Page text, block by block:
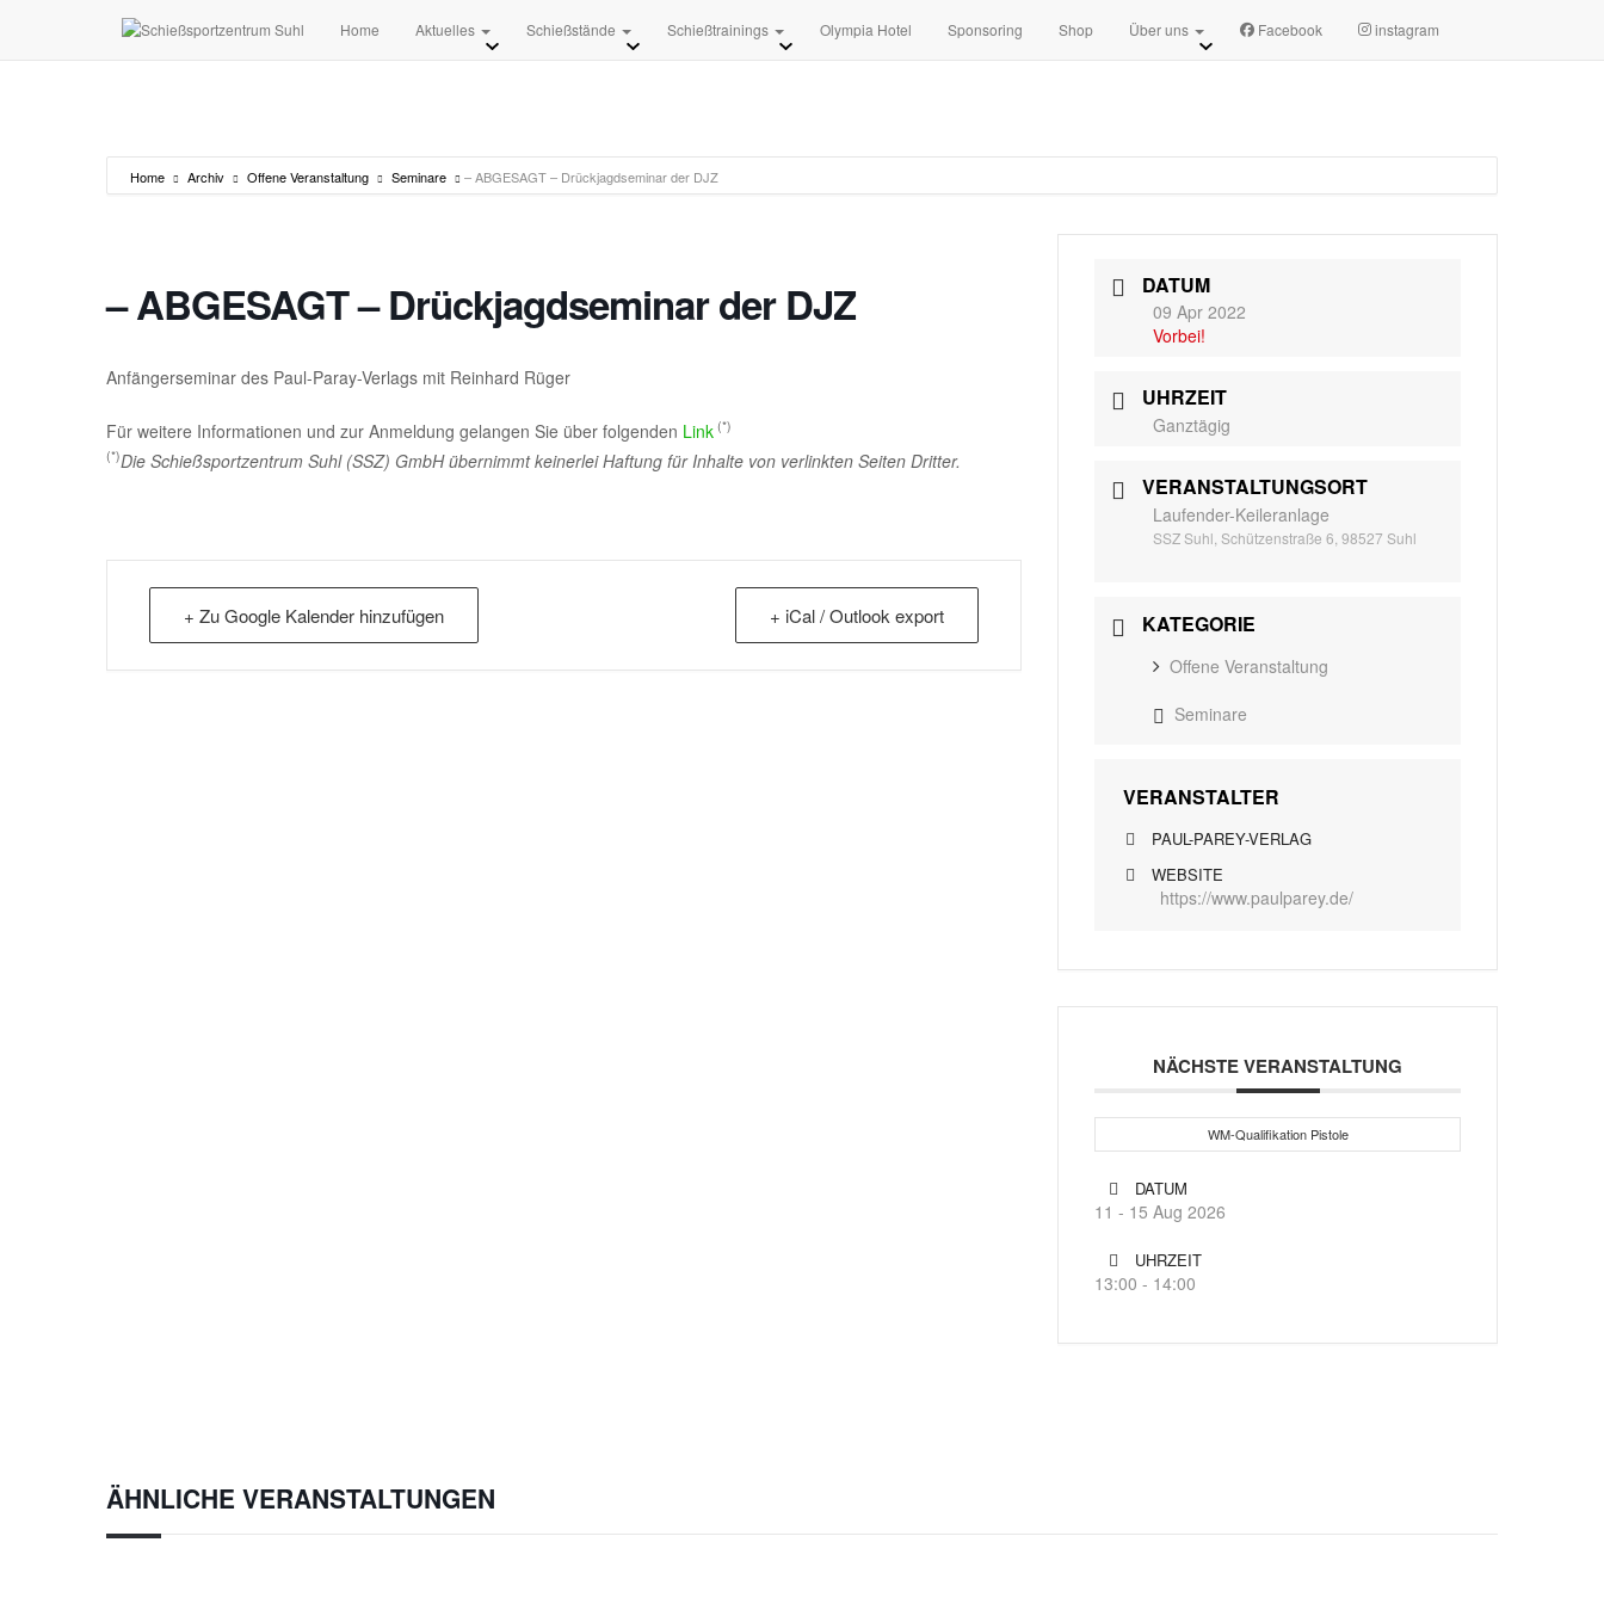
Home Aktuelles Schießstände Schießtrainings Olympia Hotel Sponsoring Shop Über uns Facebook instagram
Home Archiv Offene Veranstaltung Seminare – ABGESAGT – Drückjagdseminar der DJZ
– ABGESAGT – Drückjagdseminar der DJZ
Anfängerseminar des Paul-Paray-Verlags mit Reinhard Rüger
Für weitere Informationen und zur Anmeldung gelangen Sie über folgenden Link (*)
(*)Die Schießsportzentrum Suhl (SSZ) GmbH übernimmt keinerlei Haftung für Inhalte von verlinkten Seiten Dritter.
+ Zu Google Kalender hinzufügen + iCal / Outlook export
DATUM
09 Apr 2022
Vorbei!
UHRZEIT
Ganztägig
VERANSTALTUNGSORT
Laufender-Keileranlage
SSZ Suhl, Schützenstraße 6, 98527 Suhl
KATEGORIE
Offene Veranstaltung
Seminare
VERANSTALTER
PAUL-PAREY-VERLAG
WEBSITE
https://www.paulparey.de/
NÄCHSTE VERANSTALTUNG
WM-Qualifikation Pistole
DATUM
11 - 15 Aug 2026
UHRZEIT
13:00 - 14:00
ÄHNLICHE VERANSTALTUNGEN